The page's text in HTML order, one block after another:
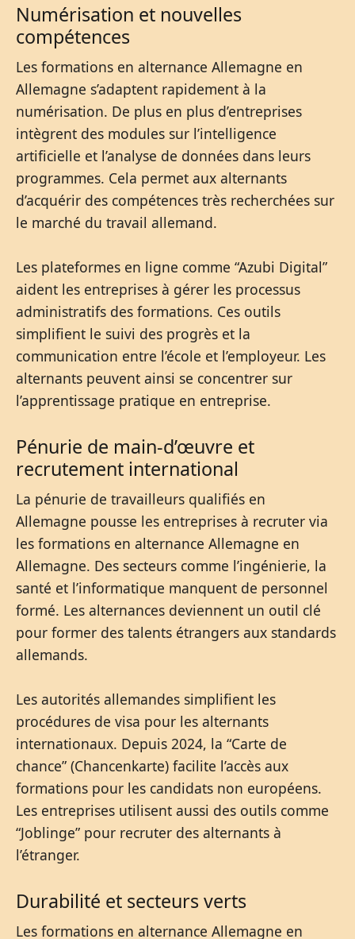
Numérisation et nouvelles
compétences
Les formations en alternance Allemagne en
Allemagne s’adaptent rapidement à la
numérisation. De plus en plus d’entreprises
intègrent des modules sur l’intelligence
artificielle et l’analyse de données dans leurs
programmes. Cela permet aux alternants
d’acquérir des compétences très recherchées sur
le marché du travail allemand.
Les plateformes en ligne comme “Azubi Digital”
aident les entreprises à gérer les processus
administratifs des formations. Ces outils
simplifient le suivi des progrès et la
communication entre l’école et l’employeur. Les
alternants peuvent ainsi se concentrer sur
l’apprentissage pratique en entreprise.
Pénurie de main-d’œuvre et
recrutement international
La pénurie de travailleurs qualifiés en
Allemagne pousse les entreprises à recruter via
les formations en alternance Allemagne en
Allemagne. Des secteurs comme l’ingénierie, la
santé et l’informatique manquent de personnel
formé. Les alternances deviennent un outil clé
pour former des talents étrangers aux standards
allemands.
Les autorités allemandes simplifient les
procédures de visa pour les alternants
internationaux. Depuis 2024, la “Carte de
chance” (Chancenkarte) facilite l’accès aux
formations pour les candidats non européens.
Les entreprises utilisent aussi des outils comme
“Joblinge” pour recruter des alternants à
l’étranger.
Durabilité et secteurs verts
Les formations en alternance Allemagne en